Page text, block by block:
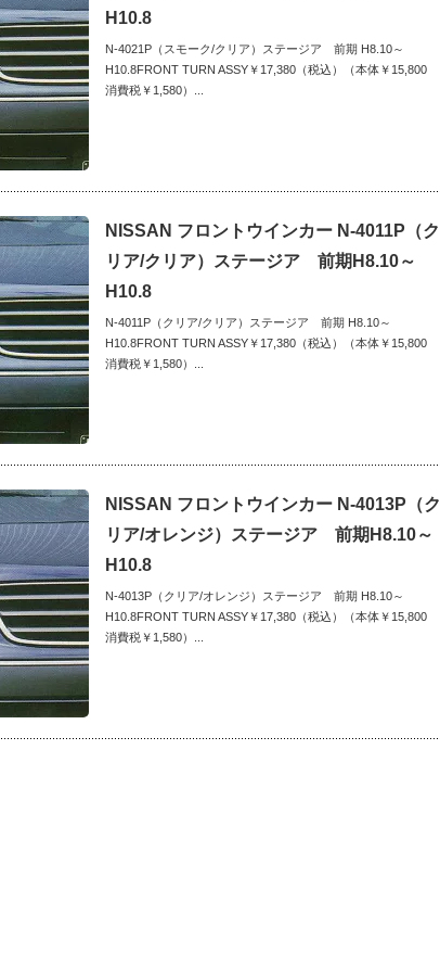
H10.8
N-4021P（スモーク/クリア）ステージア 前期 H8.10～
H10.8FRONT TURN ASSY￥17,380（税込）（本体￥15,800
消費税￥1,580）...
NISSAN フロントウインカー N-4011P（ク
リア/クリア）ステージア 前期H8.10～
H10.8
N-4011P（クリア/クリア）ステージア 前期 H8.10～
H10.8FRONT TURN ASSY￥17,380（税込）（本体￥15,800
消費税￥1,580）...
NISSAN フロントウインカー N-4013P（ク
リア/オレンジ）ステージア 前期H8.10～
H10.8
N-4013P（クリア/オレンジ）ステージア 前期 H8.10～
H10.8FRONT TURN ASSY￥17,380（税込）（本体￥15,800
消費税￥1,580）...